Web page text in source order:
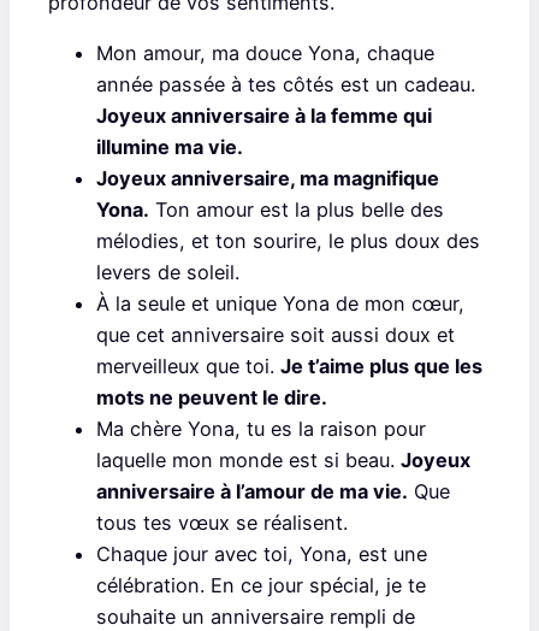
Mon amour, ma douce Yona, chaque
année passée à tes côtés est un cadeau.
Joyeux anniversaire à la femme qui
illumine ma vie.
Joyeux anniversaire, ma magnifique
Yona. Ton amour est la plus belle des
mélodies, et ton sourire, le plus doux des
levers de soleil.
À la seule et unique Yona de mon cœur,
que cet anniversaire soit aussi doux et
merveilleux que toi. Je t’aime plus que les
mots ne peuvent le dire.
Ma chère Yona, tu es la raison pour
laquelle mon monde est si beau. Joyeux
anniversaire à l’amour de ma vie. Que
tous tes vœux se réalisent.
Chaque jour avec toi, Yona, est une
célébration. En ce jour spécial, je te
souhaite un anniversaire rempli de